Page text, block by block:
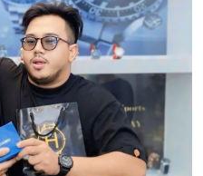
tục đổi trả